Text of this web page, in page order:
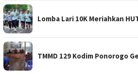
Lomba Lari 10K Meriahkan
TMMD 129 Kodim Ponorogo